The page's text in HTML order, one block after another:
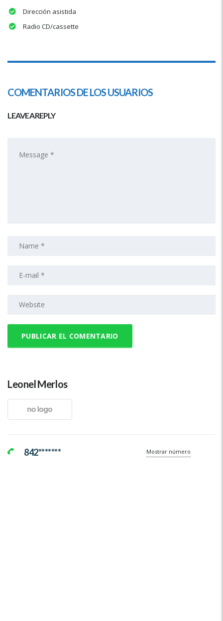
Dirección asistida
Radio CD/cassette
COMENTARIOS DE LOS USUARIOS
LEAVE A REPLY
Leonel Merlos
842******* Mostrar número